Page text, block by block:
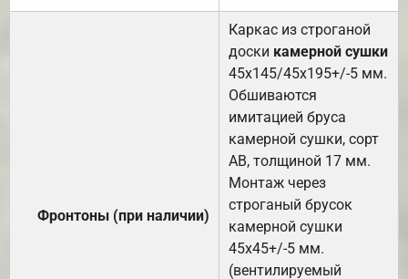
Фронтоны (при наличии)
Каркас из строганой
доски камерной сушки
45х145/45х195+/-5 мм.
Обшиваются
имитацией бруса
камерной сушки, сорт
АВ, толщиной 17 мм.
Монтаж через
строганый брусок
камерной сушки
45х45+/-5 мм.
(вентилируемый